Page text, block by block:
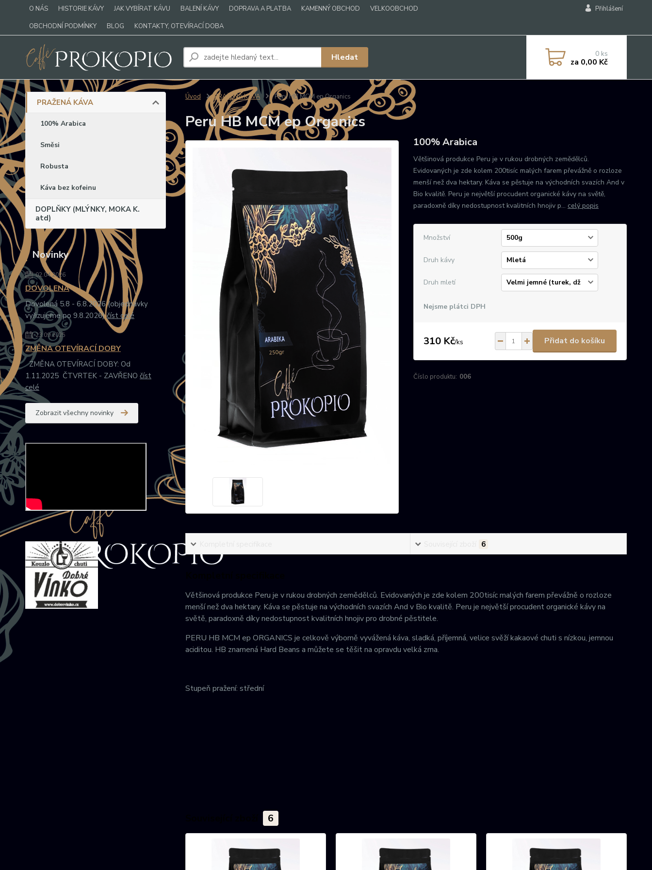
O NÁS HISTORIE KÁVY JAK VYBÍRAT KÁVU BALENÍ KÁVY DOPRAVA A PLATBA KAMENNÝ OBCHOD
VELKOOBCHOD
OBCHODNÍ PODMÍNKY
BLOG KONTAKTY, OTEVÍRACÍ DOBA
Přihlášení
Hledat 0 ks
za 0,00 Kč
PRAŽENÁ KÁVA
100% Arabica
Směsi
Robusta
Káva bez kofeinu
DOPLŇKY (MLÝNKY, MOKA K.
atd)
Novinky
02.04.2026
DOVOLENÁ
Dovolená 5.8 - 6.8.2026 (objednávky
vyřizujeme po 9.8.2026)číst celé
23.09.2025
ZMĚNA OTEVÍRACÍ DOBY
ZMĚNA OTEVÍRACÍ DOBY: Od
1.11.2025 ČTVRTEK - ZAVŘENO číst
celé
Zobrazit všechny novinky
Úvod PRAŽENÁ KÁVA Peru HB MCM ep Organics
Peru HB MCM ep Organics
100% Arabica
Většinová produkce Peru je v rukou drobných zemědělců.
Evidovaných je zde kolem 200tisíc malých farem převážně o rozloze
menší než dva hektary. Káva se pěstuje na východních svazích And v
Bio kvalitě. Peru je největší procudent organické kávy na světě,
paradoxně díky nedostupnost kvalitních hnojiv p... celý popis
Množství
Druh kávy
Druh mletí
Nejsme plátci DPH
310 Kč/ks Přidat do košíku
Číslo produktu: 006
6
Většinová produkce Peru je v rukou drobných zemědělců. Evidovaných je zde kolem 200tisíc malých farem převážně o rozloze
menší než dva hektary. Káva se pěstuje na východních svazích And v Bio kvalitě. Peru je největší procudent organické kávy na
světě, paradoxně díky nedostupnost kvalitních hnojiv pro drobné pěstitele.
PERU HB MCM ep ORGANICS je celkově výborně vyvážená káva, sladká, příjemná, velice svěží kakaové chuti s nízkou, jemnou
aciditou. HB znamená Hard Beans a můžete se těšit na opravdu velká zrna.
Stupeň pražení: střední
6